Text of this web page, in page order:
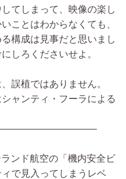
てしまって、映像の楽し
ことはわからなくても、
構成は見事だと思いまし
しろくださいせよ。
誤植ではありません。
ャンティ・フーラによる
ンド航空の「機内安全ビ
で見入ってしまうレベ